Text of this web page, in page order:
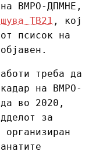
ВМРО-ДПМНЕ,
ТВ21 , кој
псисок на
треба да
на ВМРО-
во 2020,
за